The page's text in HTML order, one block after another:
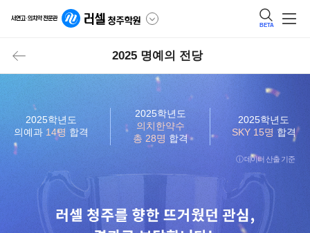
BETA
2025 명예의 전당
2025학년도
의예과 14명 합격
2025학년도
의치한약수
총 28명 합격
2025학년도
SKY 15명 합격
ⓘ 데이터 산출 기준